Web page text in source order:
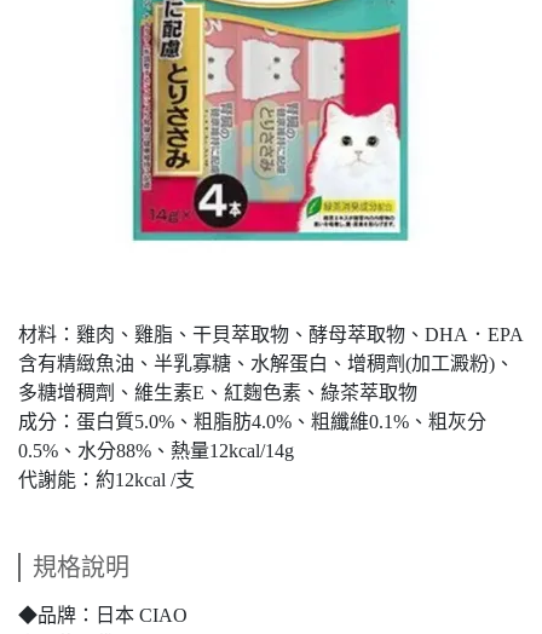
材料：雞肉、雞脂、干貝萃取物、酵母萃取物、DHA．EPA
含有精緻魚油、半乳寡糖、水解蛋白、增稠劑(加工澱粉)、
多糖增稠劑、維生素E、紅麴色素、綠茶萃取物
成分：蛋白質5.0%、粗脂肪4.0%、粗纖維0.1%、粗灰分
0.5%、水分88%、熱量12kcal/14g
代謝能：約12kcal /支
規格說明
◆品牌：日本 CIAO